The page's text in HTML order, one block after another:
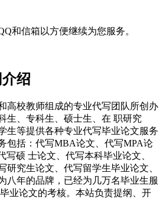
和信箱以方便继续为您服务。
绍
高校教师组成的专业代写团队所创办
生、专科生、硕士生、在 职研究
生等提供各种专业代写毕业论文服务
包括：代写MBA论文、代写MPA论
硕 士论文、代写本科毕业论文、
研究生论文、代写留学生毕业论文、
八年的品牌，已经为几万名毕业生服
业论文的考核。本站负责提纲、开